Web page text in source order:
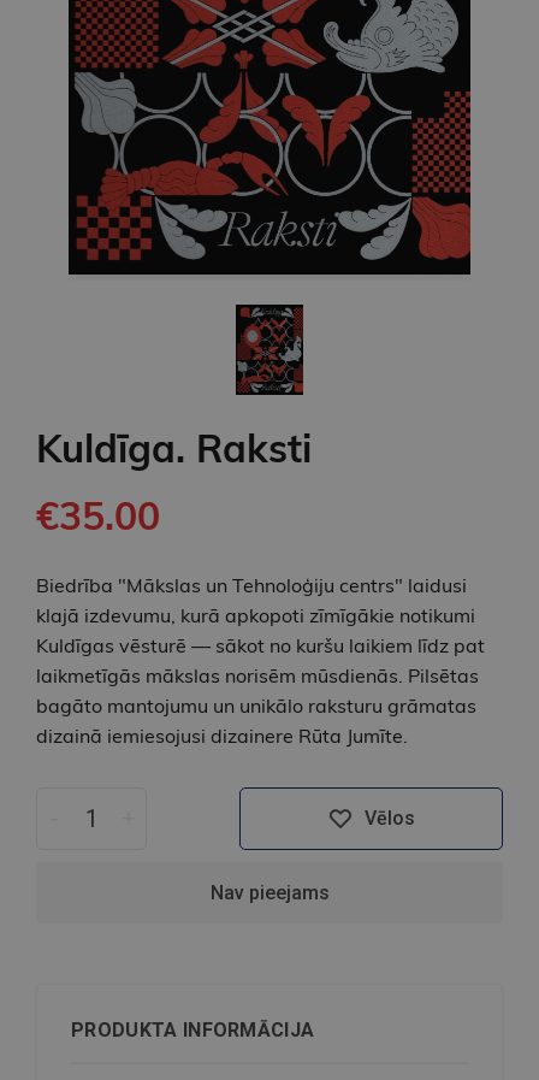
Kuldīga. Raksti
€35.00
Biedrība "Mākslas un Tehnoloģiju centrs" laidusi
klajā izdevumu, kurā apkopoti zīmīgākie notikumi
Kuldīgas vēsturē — sākot no kuršu laikiem līdz pat
laikmetīgās mākslas norisēm mūsdienās. Pilsētas
bagāto mantojumu un unikālo raksturu grāmatas
dizainā iemiesojusi dizainere Rūta Jumīte.
Vēlos
Nav pieejams
PRODUKTA INFORMĀCIJA